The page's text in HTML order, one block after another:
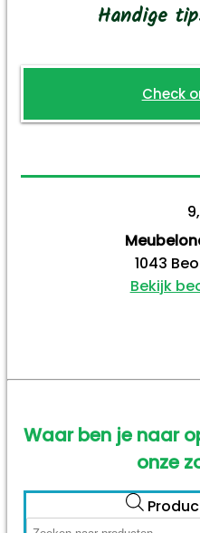
Handige
Check
1043
Bekijk
Waar ben je naar
onze